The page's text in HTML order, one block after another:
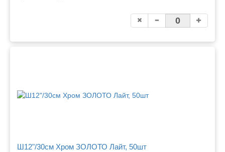
Ш12"/30см Хром ЗОЛОТО Лайт, 50шт